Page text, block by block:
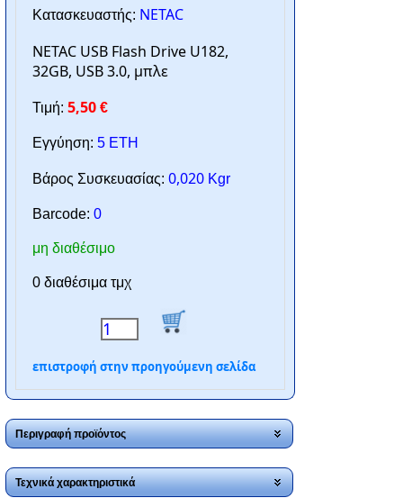
Κατασκευαστής: NETAC
NETAC USB Flash Drive U182,
32GB, USB 3.0, μπλε
Τιμή: 5,50 €
Εγγύηση: 5 ΕΤΗ
Βάρος Συσκευασίας: 0,020 Kgr
Barcode: 0
μη διαθέσιμο
0 διαθέσιμα τμχ
επιστροφή στην προηγούμενη σελίδα
Περιγραφή προϊόντος
Τεχνικά χαρακτηριστικά